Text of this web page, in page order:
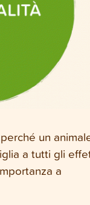
un
a tutti gli
a